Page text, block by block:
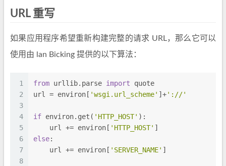
URL 重写
如果应用程序希望重新构建完整的请求 URL，那么它可以
使用由 lan Bicking 提供的以下算法：
1
2
3
4
5
6
7
8
from urllib.parse import quote
url = environ[ 'wsgi.url_scheme' ]+'://'
if environ.get( 'HTTP_HOST' ):
    url += environ[
'HTTP_HOST' ]
else:
    url += environ[
'SERVER_NAME' ]